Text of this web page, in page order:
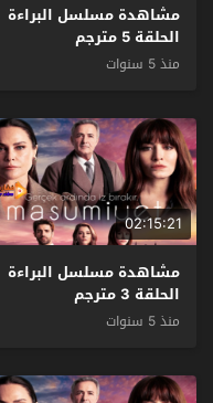
مشاهدة مسلسل البراءة
الحلقة 5 مترجم
منذ 5 سنوات
02:15:21
مشاهدة مسلسل البراءة
الحلقة 3 مترجم
منذ 5 سنوات